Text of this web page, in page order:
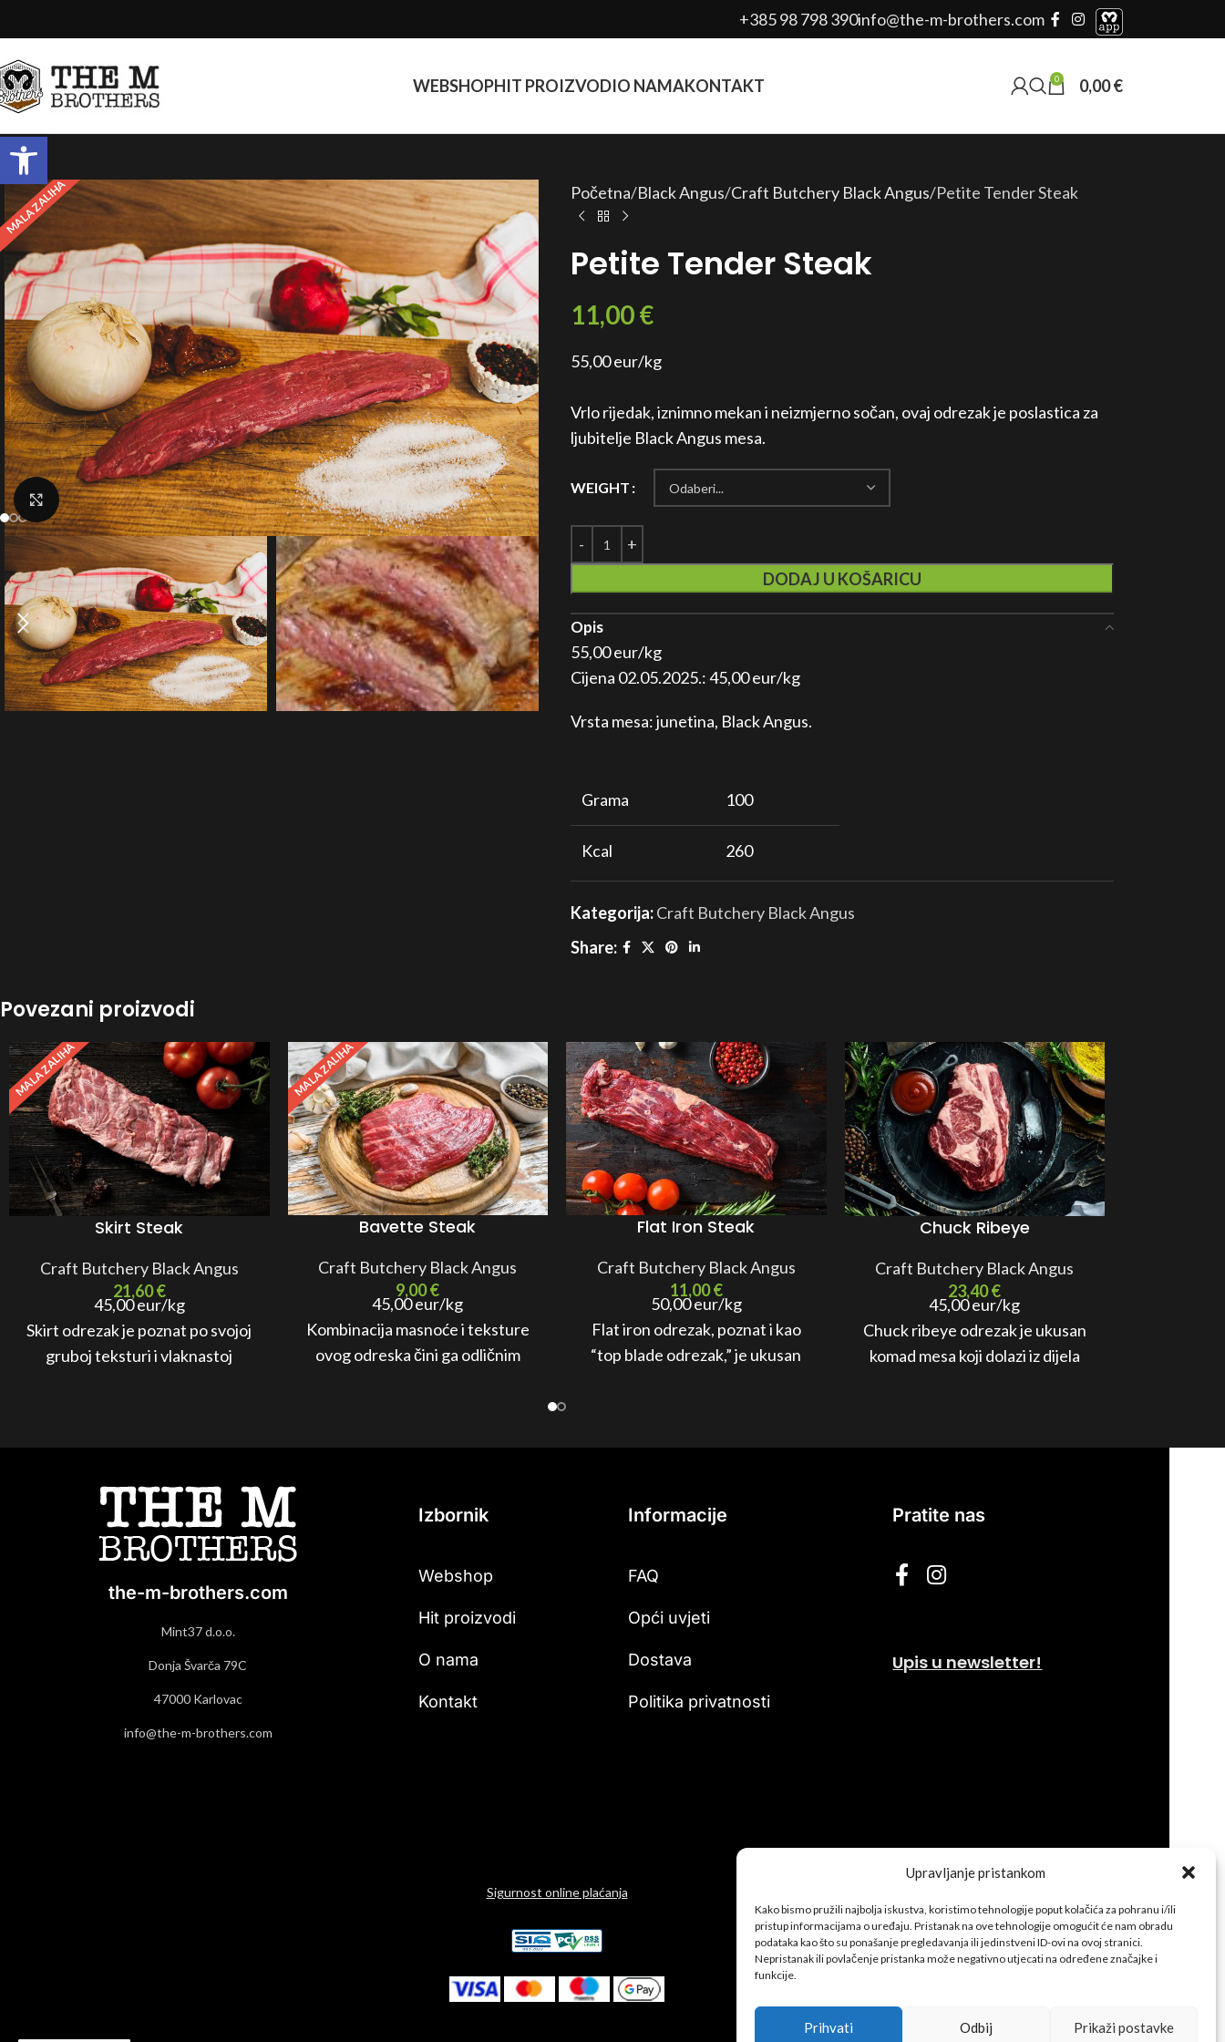
Open toolbar
Upravljanje pristankom
Kako bismo pružili najbolja iskustva, koristimo tehnologije poput kolačića za pohranu i/ili
pristup informacijama o uređaju. Pristanak na ove tehnologije omogućit će nam obradu
podataka kao što su ponašanje pregledavanja ili jedinstveni ID-ovi na ovoj stranici.
Nepristanak ili povlačenje pristanka može negativno utjecati na određene značajke i
funkcije.
Prihvati Odbij Prikaži postavke
+385 98 798 390info@the-m-brothers.com
WEBSHOPHIT PROIZVODIO NAMAKONTAKT 0 0,00€
Click to enlarge
MALA ZALIHA Početna Black Angus Craft Butchery Black Angus Petite Tender Steak
Petite Tender Steak
11,00€
55,00 eur/kg
Vrlo rijedak, iznimno mekan i neizmjerno sočan, ovaj odrezak je poslastica za
ljubitelje Black Angus mesa.
WEIGHT
DODAJ U KOŠARICU
Opis
55,00 eur/kg
Cijena 02.05.2025.: 45,00 eur/kg
Vrsta mesa: junetina, Black Angus.
Grama 100
Kcal 260
Proteini
Masti
Kategorija:Craft Butchery Black Angus
Share:
Povezani proizvodi
MALA ZALIHA
Skirt Steak
Craft Butchery Black Angus
21,60€
45,00 eur/kg
Skirt odrezak je poznat po svojoj
gruboj teksturi i vlaknastoj
MALA ZALIHA
Bavette Steak
Craft Butchery Black Angus
9,00€
45,00 eur/kg
Kombinacija masnoće i teksture
ovog odreska čini ga odličnim
Flat Iron Steak
Craft Butchery Black Angus
11,00€
50,00 eur/kg
Flat iron odrezak, poznat i kao
“top blade odrezak,” je ukusan
Chuck Ribeye
Craft Butchery Black Angus
23,40€
45,00 eur/kg
Chuck ribeye odrezak je ukusan
komad mesa koji dolazi iz dijela
the-m-brothers.com
Mint37 d.o.o.
Donja Švarča 79C
47000 Karlovac
info@the-m-brothers.com
Izbornik
Webshop
Hit proizvodi
O nama
Kontakt
Informacije
FAQ
Opći uvjeti
Dostava
Politika privatnosti
Pratite nas
Upis u newsletter!
Sigurnost online plaćanja